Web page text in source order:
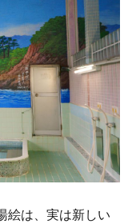
絵は、実は新しい